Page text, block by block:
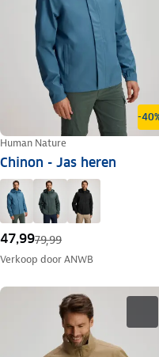
-
Human Nature
Chinon - Jas heren
47,9979,99
Verkoop doorANWB